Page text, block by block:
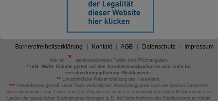
Barrierefreiheitserklärung Kontakt AGB Datenschutz Impressum
Alle mit
gekennzeichneten Felder sind Pflichtangaben.
*inkl. MwSt. Rabatte gelten auf den Apothekenverkaufspreis und nicht für
verschreibungspflichtige Medikamente.
** Unverbindliche Preisempfehlung des Herstellers.
*** Verkaufspreis gemäß Lauer-Taxe; verbindlicher Abrechnungspreis nach der Großen Deutschen
Spezialitätentaxe (sog. Lauer-Taxe) bei Abgabe von nicht verschreibungspflichtigen Medikamenten zu
Lasten der gesetzlichen Krankenversicherungen (z.B. bei Verschreibung des Medikaments an Kinder